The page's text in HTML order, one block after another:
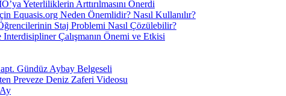
Yeterliliklerin Arttırılmasını Önerdi
Equasis.org Neden Önemlidir? Nasıl Kullanılır?
Staj Problemi Nasıl Çözülebilir?
Çalışmanın Önemi ve Etkisi
Gündüz Aybay Belgeseli
Preveze Deniz Zaferi Videosu